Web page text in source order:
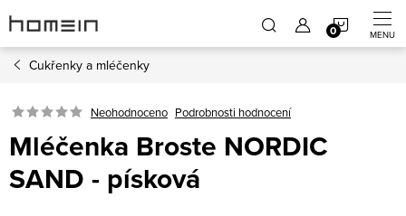
na
obsah
Cukřenky a mléčenky
Neohodnoceno Podrobnosti hodnocení
Mléčenka Broste NORDIC
SAND - písková